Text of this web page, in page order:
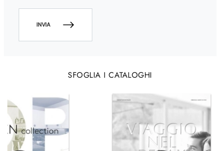
SFOGLIA I CATALOGHI
INVIA